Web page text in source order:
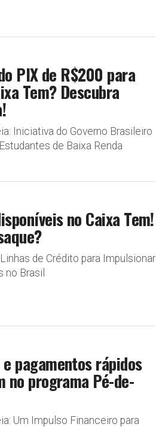
PIX de R$200 para
Tem? Descubra
Iniciativa do Governo Brasileiro
de Baixa Renda
no Caixa Tem!
de Crédito para Impulsionar
no Brasil
pagamentos rápidos
no programa Pé-de-
Um Impulso Financeiro para